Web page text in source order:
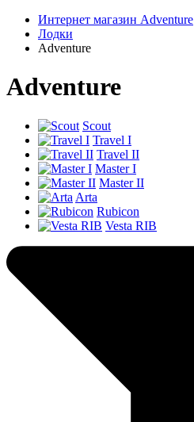
Интернет магазин Adventure
Лодки
Adventure
Adventure
Scout
Travel I
Travel II
Master I
Master II
Arta
Rubicon
Vesta RIB